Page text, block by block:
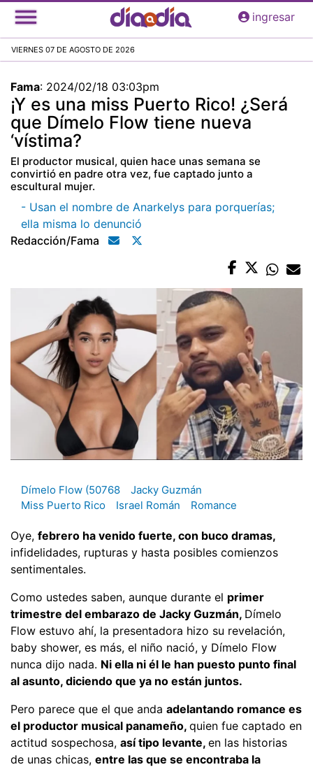
Pasar
al
principal
ingresar
VIERNES 07 DE AGOSTO DE 2026
Fama: 2024/02/18 03:03pm
¡Y es una miss Puerto Rico! ¿Será
que Dímelo Flow tiene nueva
‘vístima?
El productor musical, quien hace unas semana se
convirtió en padre otra vez, fue captado junto a
escultural mujer.
- Usan el nombre de Anarkelys para porquerías;
ella misma lo denunció
Redacción/fama
Dímelo Flow (50768
Jacky Guzmán
Miss Puerto Rico
Israel Román Romance
Oye, febrero ha venido fuerte, con buco dramas,
infidelidades, rupturas y hasta posibles comienzos
sentimentales.
Como ustedes saben, aunque durante el primer
trimestre del embarazo de Jacky Guzmán, Dímelo
Flow estuvo ahí, la presentadora hizo su revelación,
baby shower, es más, el niño nació, y Dímelo Flow
nunca dijo nada. Ni ella ni él le han puesto punto final
al asunto, diciendo que ya no están juntos.
Pero parece que el que anda adelantando romance es
el productor musical panameño, quien fue captado en
actitud sospechosa, así tipo levante, en las historias
de unas chicas, entre las que se encontraba la